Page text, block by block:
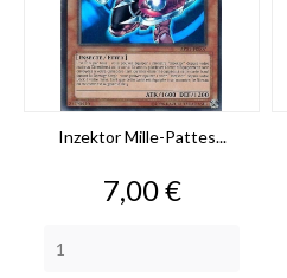
Inzektor Mille-Pattes...
Prix
7,00 €